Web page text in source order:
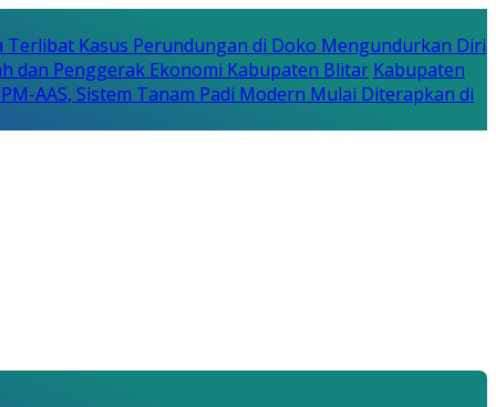
Terlibat Kasus Perundungan di Doko Mengundurkan Diri
dan Penggerak Ekonomi Kabupaten Blitar Kabupaten
AAS, Sistem Tanam Padi Modern Mulai Diterapkan di